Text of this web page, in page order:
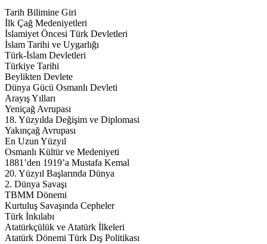
Tarih Bilimine Giri
İlk Çağ Medeniyetleri
İslamiyet Öncesi Türk Devletleri
İslam Tarihi ve Uygarlığı
Türk-İslam Devletleri
Türkiye Tarihi
Beylikten Devlete
Dünya Gücü Osmanlı Devleti
Arayış Yılları
Yeniçağ Avrupası
18. Yüzyılda Değişim ve Diplomasi
Yakınçağ Avrupası
En Uzun Yüzyıl
Osmanlı Kültür ve Medeniyeti
1881’den 1919’a Mustafa Kemal
20. Yüzyıl Başlarında Dünya
2. Dünya Savaşı
TBMM Dönemi
Kurtuluş Savaşında Cepheler
Türk İnkılabı
Atatürkçülük ve Atatürk İlkeleri
Atatürk Dönemi Türk Dış Politikası